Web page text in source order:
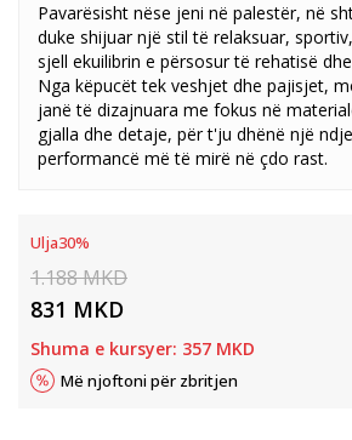
Pavarësisht nëse jeni në palestër, në
duke shijuar një stil të relaksuar,
sjell ekuilibrin e përsosur të rehatisë
Nga këpucët tek veshjet dhe pajisjet,
janë të dizajnuara me fokus në
gjalla dhe detaje, për t'ju dhënë një
performancë më të mirë në çdo rast.
Ulja30%
1.188MKD
831 MKD
Shuma e kursyer: 357 MKD
Më njoftoni për zbritjen